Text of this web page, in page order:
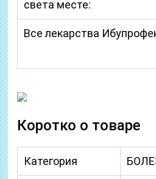
света месте:
Все лекарства
Коротко о товаре
Категория